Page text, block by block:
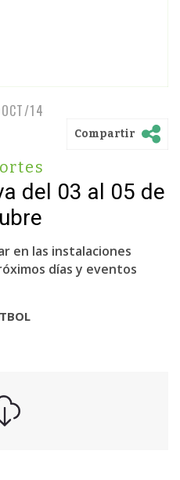
14
Compartir
del 03 al 05 de
en las instalaciones
días y eventos